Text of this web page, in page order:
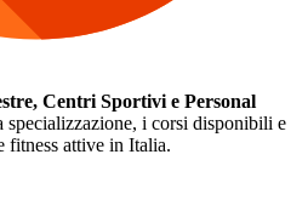
Centri Sportivi e Personal
specializzazione, i corsi disponibili e
fitness attive in Italia.